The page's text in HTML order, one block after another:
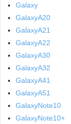
Galaxy
GalaxyA20
GalaxyA21
GalaxyA22
GalaxyA30
GalaxyA32
GalaxyA41
GalaxyA51
GalaxyNote10
GalaxyNote10+